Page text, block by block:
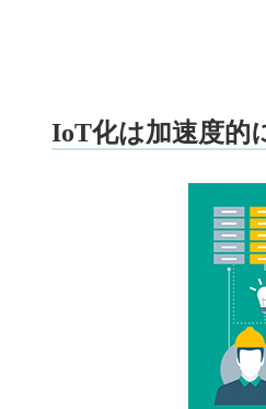
IoT化は加速度